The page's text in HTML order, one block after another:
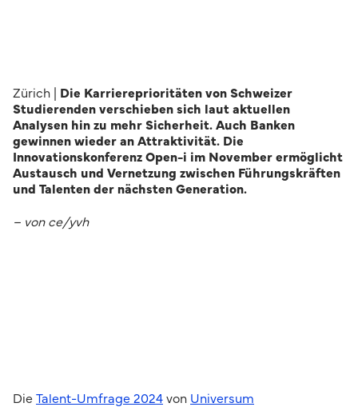
Zürich |
Die Karriereprioritäten von Schweizer
Studierenden verschieben sich laut aktuellen
Analysen hin zu mehr Sicherheit. Auch Banken
gewinnen wieder an Attraktivität. Die
Innovationskonferenz Open-i im November ermöglicht
Austausch und Vernetzung zwischen Führungskräften
und Talenten der nächsten Generation.
– von ce/yvh
Die Talent-Umfrage 2024 von Universum